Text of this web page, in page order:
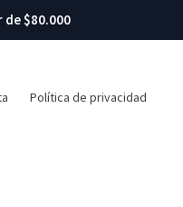
$80.000
Política de privacidad